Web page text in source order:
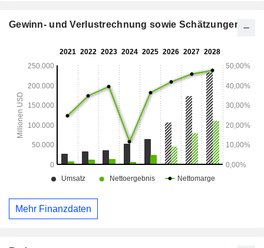
Gewinn- und Verlustrechnung sowie Schätzungen
Mehr Finanzdaten